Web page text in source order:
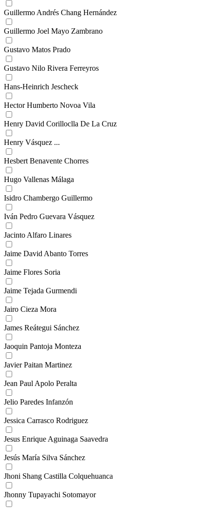
Guillermo Andrés Chang Hernández
Guillermo Joel Mayo Zambrano
Gustavo Matos Prado
Gustavo Nilo Rivera Ferreyros
Hans-Heinrich Jescheck
Hector Humberto Novoa Vila
Henry David Corilloclla De La Cruz
Henry Vásquez ...
Hesbert Benavente Chorres
Hugo Vallenas Málaga
Isidro Chambergo Guillermo
Iván Pedro Guevara Vásquez
Jacinto Alfaro Linares
Jaime David Abanto Torres
Jaime Flores Soria
Jaime Tejada Gurmendi
Jairo Cieza Mora
James Reátegui Sánchez
Jaoquin Pantoja Monteza
Javier Paitan Martinez
Jean Paul Apolo Peralta
Jelio Paredes Infanzón
Jessica Carrasco Rodriguez
Jesus Enrique Aguinaga Saavedra
Jesús María Silva Sánchez
Jhoni Shang Castilla Colquehuanca
Jhonny Tupayachi Sotomayor